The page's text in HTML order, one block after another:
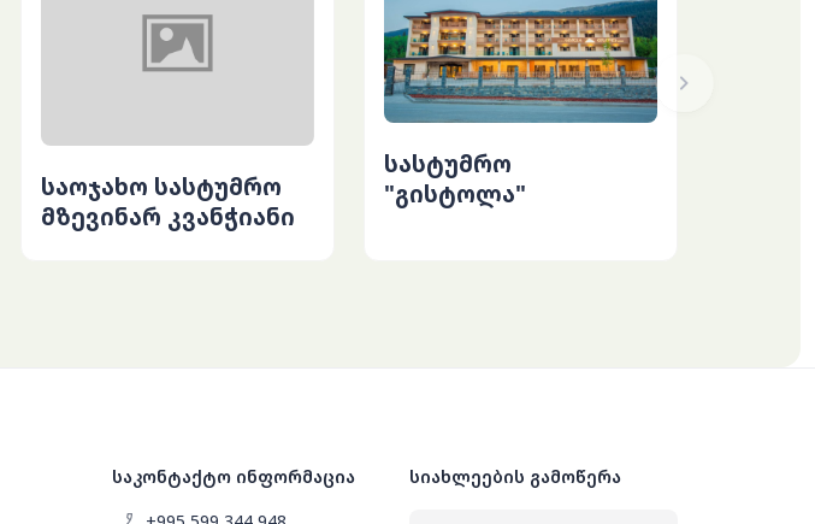
საოჯახო სასტუმრო
მზევინარ კვანჭიანი
სასტუმრო
"გისტოლა"
საკონტაქტო ინფორმაცია
სიახლეების გამოწერა